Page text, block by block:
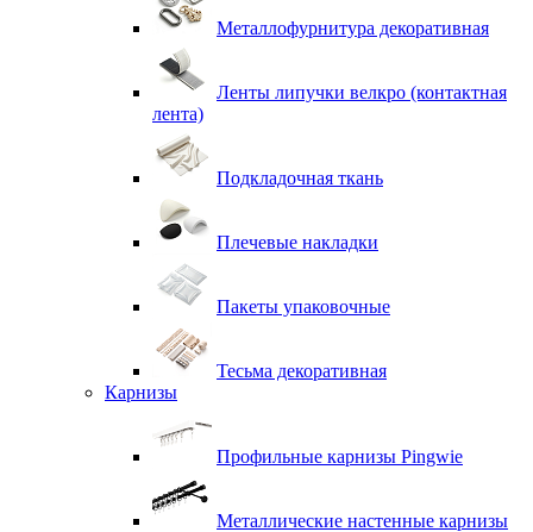
Металлофурнитура декоративная
Ленты липучки велкро (контактная
лента)
Подкладочная ткань
Плечевые накладки
Пакеты упаковочные
Тесьма декоративная
Карнизы
Профильные карнизы Pingwie
Металлические настенные карнизы